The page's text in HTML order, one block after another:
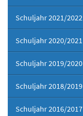
Schuljahr 2021/2022
Schuljahr 2020/2021
Schuljahr 2019/2020
Schuljahr 2018/2019
Schuljahr 2016/2017